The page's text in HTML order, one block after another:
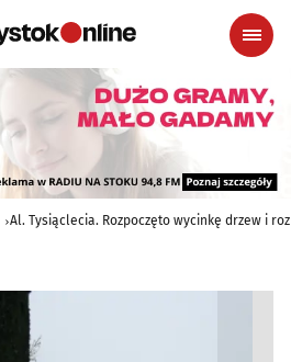
Al. Tysiąclecia. Rozpoczęto wycinkę drzew i